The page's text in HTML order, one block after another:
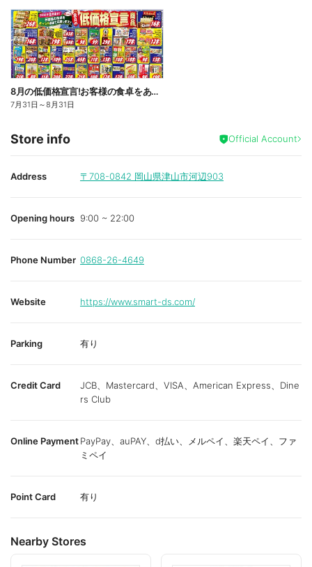
8月の低価格宣言!お客様の食卓をあっ!とう価格で応援します
7月31日 ～8月31日
Store info Official Account
Address 〒708-0842 岡山県津山市河辺903
Opening hours 9:00 ~ 22:00
Phone Number 0868-26-4649
Website https://www.smart-ds.com/
Parking 有り
Credit Card
JCB、Mastercard、VISA、American Express、Dine
rs Club
Online PaymentPayPay、auPAY、d払い、メルペイ、楽天ペイ、ファ
ミペイ
Point Card 有り
Nearby Stores